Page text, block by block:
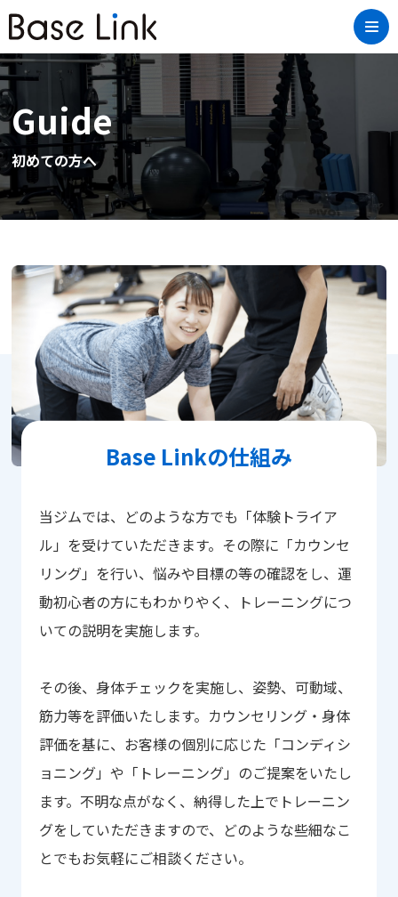
Guide
初めての方へ
Base Linkの仕組み
当ジムでは、どのような方でも「体験トライア
ル」を受けていただきます。その際に「カウンセ
リング」を行い、悩みや目標の等の確認をし、運
動初心者の方にもわかりやく、トレーニングにつ
いての説明を実施します。
その後、身体チェックを実施し、姿勢、可動域、
筋力等を評価いたします。カウンセリング・身体
評価を基に、お客様の個別に応じた「コンディシ
ョニング」や「トレーニング」のご提案をいたし
ます。不明な点がなく、納得した上でトレーニン
グをしていただきますので、どのような些細なこ
とでもお気軽にご相談ください。